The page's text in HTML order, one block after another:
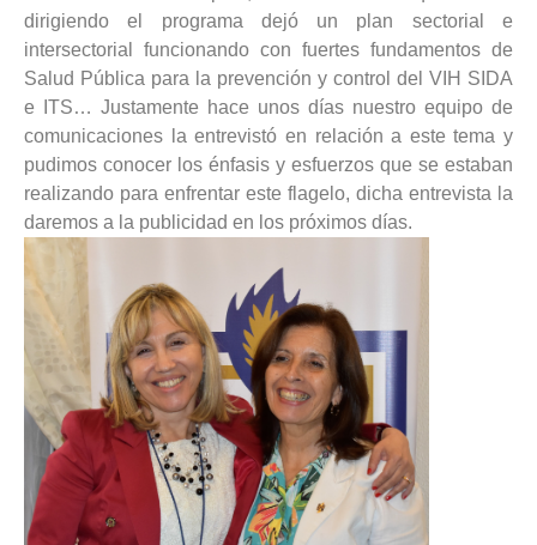
dirigiendo el programa dejó un plan sectorial e
intersectorial funcionando con fuertes fundamentos de
Salud Pública para la prevención y control del VIH SIDA
e ITS… Justamente hace unos días nuestro equipo de
comunicaciones la entrevistó en relación a este tema y
pudimos conocer los énfasis y esfuerzos que se estaban
realizando para enfrentar este flagelo, dicha entrevista la
daremos a la publicidad en los próximos días.